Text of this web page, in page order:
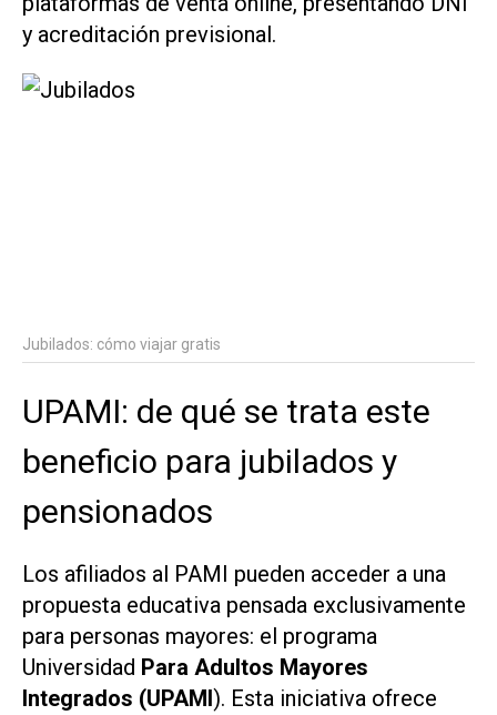
y acreditación previsional.
Jubilados: cómo viajar gratis
UPAMI: de qué se trata este
beneficio para jubilados y
pensionados
Los afiliados al PAMI pueden acceder a una
propuesta educativa pensada exclusivamente
para personas mayores: el programa
Universidad Para Adultos Mayores
Integrados (UPAMI). Esta iniciativa ofrece